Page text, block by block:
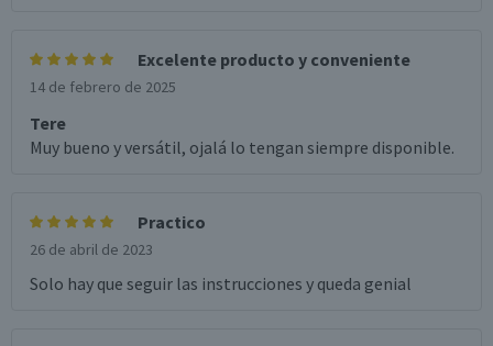
Excelente producto y conveniente
14 de febrero de 2025
Tere
Muy bueno y versátil, ojalá lo tengan siempre disponible.
Practico
26 de abril de 2023
Solo hay que seguir las instrucciones y queda genial